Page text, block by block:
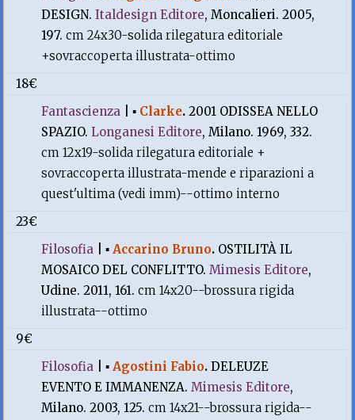
DESIGN.Italdesign Editore, Moncalieri. 2005,
197.cm 24x30-solida rilegatura editoriale
+sovraccoperta illustrata-ottimo
18€
Fantascienza |▪ Clarke.2001 ODISSEA NELLO
SPAZIO.Longanesi Editore, Milano. 1969, 332.
cm 12x19-solida rilegatura editoriale +
sovraccoperta illustrata-mende e riparazioni a
quest'ultima (vedi imm)--ottimo interno
23€
Filosofia |▪Accarino Bruno. OSTILITÀ IL
MOSAICO DEL CONFLITTO.Mimesis Editore,
Udine. 2011, 161.cm 14x20--brossura rigida
illustrata--ottimo
9€
Filosofia |▪Agostini Fabio.DELEUZE
EVENTO E IMMANENZA.Mimesis Editore,
Milano. 2003, 125.cm 14x21--brossura rigida--